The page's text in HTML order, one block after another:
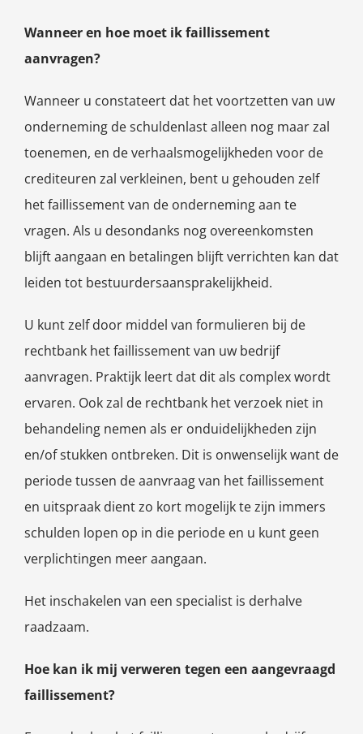
Wanneer en hoe moet ik faillissement
aanvragen?
Wanneer u constateert dat het voortzetten van uw
onderneming de schuldenlast alleen nog maar zal
toenemen, en de verhaalsmogelijkheden voor de
crediteuren zal verkleinen, bent u gehouden zelf
het faillissement van de onderneming aan te
vragen. Als u desondanks nog overeenkomsten
blijft aangaan en betalingen blijft verrichten kan dat
leiden tot bestuurdersaansprakelijkheid.
U kunt zelf door middel van formulieren bij de
rechtbank het faillissement van uw bedrijf
aanvragen. Praktijk leert dat dit als complex wordt
ervaren. Ook zal de rechtbank het verzoek niet in
behandeling nemen als er onduidelijkheden zijn
en/of stukken ontbreken. Dit is onwenselijk want de
periode tussen de aanvraag van het faillissement
en uitspraak dient zo kort mogelijk te zijn immers
schulden lopen op in die periode en u kunt geen
verplichtingen meer aangaan.
Het inschakelen van een specialist is derhalve
raadzaam.
Hoe kan ik mij verweren tegen een aangevraagd
faillissement?